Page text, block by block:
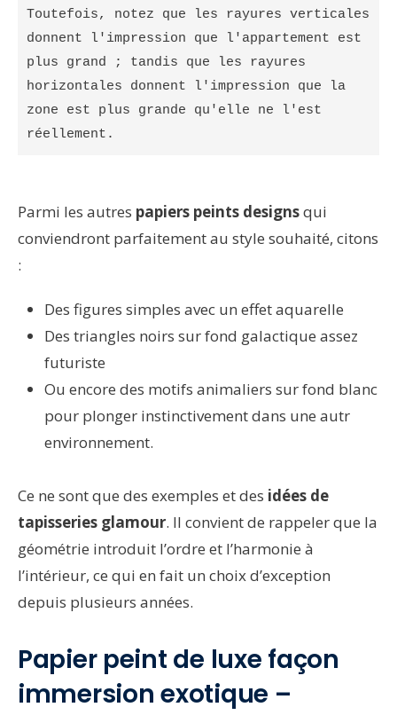
Toutefois, notez que les rayures verticales
donnent l'impression que l'appartement est
plus grand ; tandis que les rayures
horizontales donnent l'impression que la
zone est plus grande qu'elle ne l'est
réellement.
Parmi les autres papiers peints designsqui
conviendront parfaitement au style souhaité, citons
:
Des figures simples avec un effet aquarelle
Des triangles noirs sur fond galactique assez
futuriste
Ou encore des motifs animaliers sur fond blanc
pour plonger instinctivement dans une autr
environnement.
Ce ne sont que des exemples et des idées de
tapisseries glamour. Il convient de rappeler que la
géométrie introduit l’ordre et l’harmonie à
l’intérieur, ce qui en fait un choix d’exception
depuis plusieurs années.
Papier peint de luxe façon
immersion exotique –